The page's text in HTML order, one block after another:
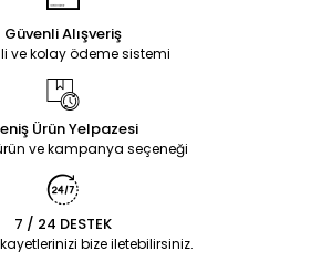
Güvenli Alışveriş
ve kolay ödeme sistemi
Ürün Yelpazesi
ve kampanya seçeneği
7 / 24 DESTEK
bize iletebilirsiniz.